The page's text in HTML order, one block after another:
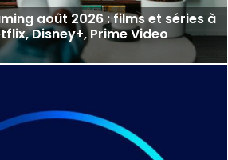
août 2026 : films et séries à
Disney+, Prime Video